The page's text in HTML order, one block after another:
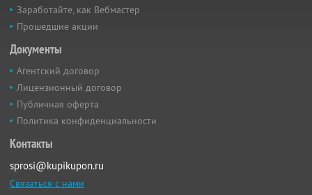
Заработайте, как Вебмастер
Прошедшие акции
Документы
Агентский договор
Лицензионный договор
Публичная оферта
Политика конфиденциальности
Контакты
sprosi@kupikupon.ru
Связаться с нами